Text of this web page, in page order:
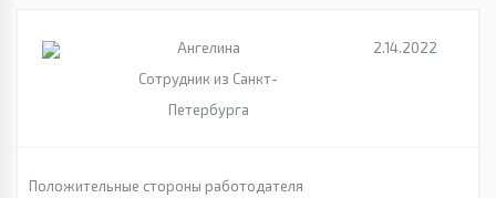
Ангелина
Сотрудник из Санкт-
Петербурга
2.14.2022
Положительные стороны работодателя